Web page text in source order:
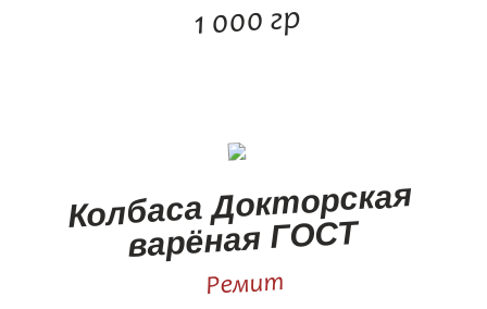
1 000 гр
Колбаса Докторская
варёная ГОСТ
Ремит